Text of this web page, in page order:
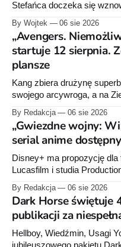
Stefańca doczeka się
raz”, którego pierwsze
By Wojtek 06 sie 2026
„Avengers.
startuje 12 sierpnia.
plansze
Kang zbiera drużynę
swojego arcywroga, a na
serii Avengers autorstwa
sierpnia. Rzućcie okiem na
By Redakcja 06 sie 2026
„Gwiezdne wojny:
serial anime
Disney+ ma propozycję dla
Lucasfilm i studia
oraz „Dziewiąty Jedi:
wojny: Wizje”. Wszystkie
w Disney+.
By Redakcja 06 sie 2026
Dark Horse świętuje
publikacji za
Hellboy, Wiedźmin, Usagi